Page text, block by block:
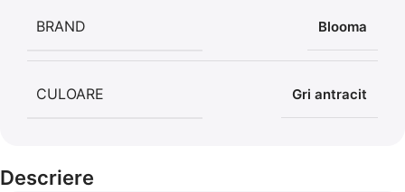
BRAND Blooma
CULOARE Gri antracit
Descriere